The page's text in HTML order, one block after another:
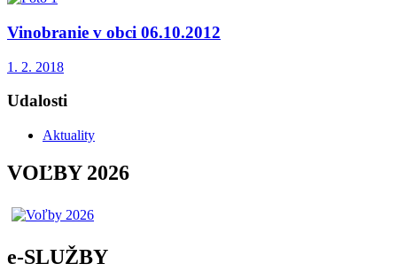
Vinobranie v obci 06.10.2012
1. 2. 2018
Udalosti
Aktuality
VOĽBY 2026
e-SLUŽBY